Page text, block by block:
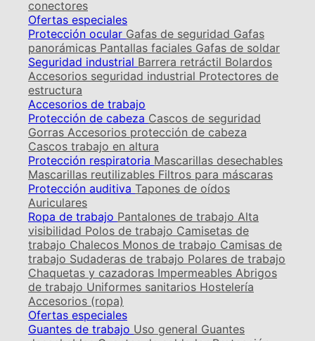
conectores
Ofertas especiales
Protección ocular Gafas de seguridad Gafas
panorámicas Pantallas faciales Gafas de soldar
Seguridad industrial Barrera retráctil Bolardos
Accesorios seguridad industrial Protectores de
estructura
Accesorios de trabajo
Protección de cabeza Cascos de seguridad
Gorras Accesorios protección de cabeza
Cascos trabajo en altura
Protección respiratoria Mascarillas desechables
Mascarillas reutilizables Filtros para máscaras
Protección auditiva Tapones de oídos
Auriculares
Ropa de trabajo Pantalones de trabajo Alta
visibilidad Polos de trabajo Camisetas de
trabajo Chalecos Monos de trabajo Camisas de
trabajo Sudaderas de trabajo Polares de trabajo
Chaquetas y cazadoras Impermeables Abrigos
de trabajo Uniformes sanitarios Hostelería
Accesorios (ropa)
Ofertas especiales
Guantes de trabajo Uso general Guantes